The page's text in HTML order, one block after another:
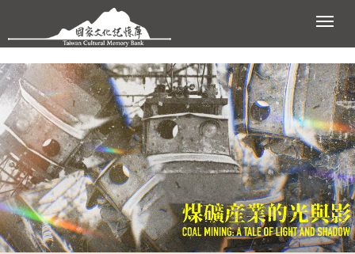
跳到主要內容區塊
展